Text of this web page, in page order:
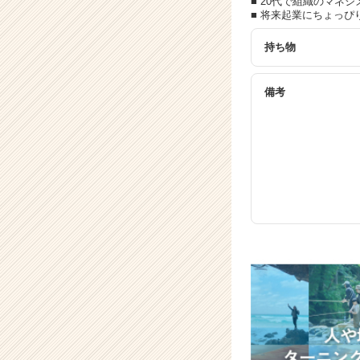
■ 将来起業にちょっぴ
持ち物
備考